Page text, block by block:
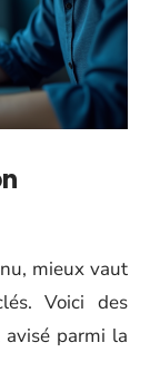
mieux vaut
Voici des
parmi la